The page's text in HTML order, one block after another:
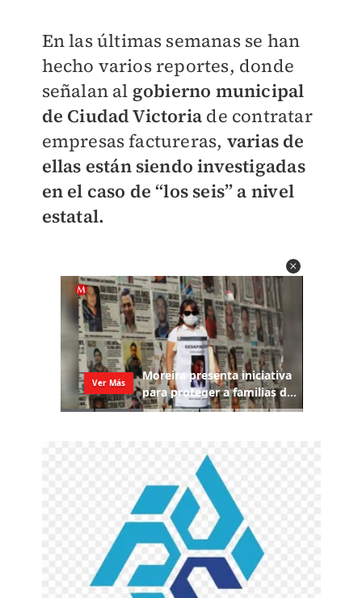
En las últimas semanas se han
hecho varios reportes, donde
señalan al gobierno municipal
de Ciudad Victoria de contratar
empresas factureras, varias de
ellas están siendo investigadas
en el caso de “los seis” a nivel
estatal.